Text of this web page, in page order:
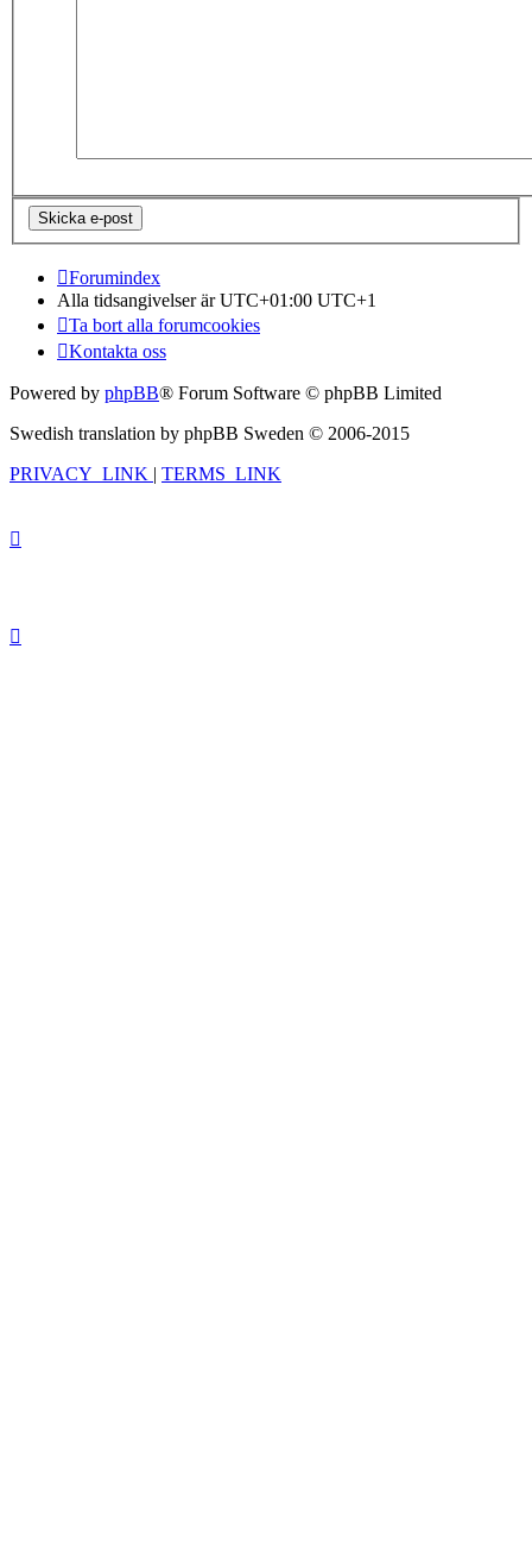
Forumindex
Alla tidsangivelser är UTC+01:00 UTC+1
Ta bort alla forumcookies
Kontakta oss
Powered by phpBB® Forum Software © phpBB Limited
Swedish translation by phpBB Sweden © 2006-2015
PRIVACY_LINK
TERMS_LINK